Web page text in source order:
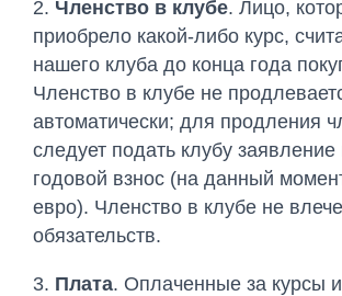
2. Членство в клубе. Лицо,
приобрело какой-либо курс,
нашего клуба до конца года
Членство в клубе не
автоматически; для продления
следует подать клубу заявление
годовой взнос (на данный
евро). Членство в клубе не
обязательств.
3. Плата. Оплаченные за курсы